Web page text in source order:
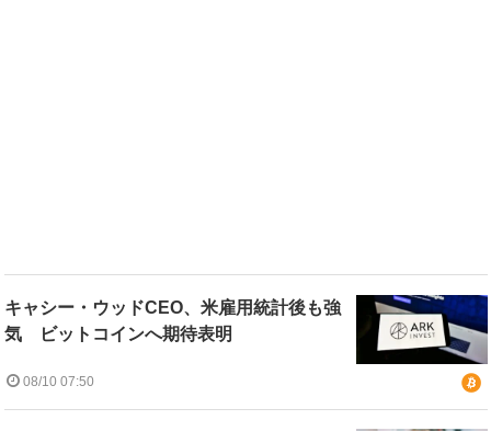
キャシー・ウッドCEO、米雇用統計後も強
気 ビットコインへ期待表明
08/10 07:50